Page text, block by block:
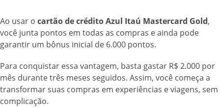
Ao usar o cartão de crédito Azul Itaú Mastercard Gold,
você junta pontos em todas as compras e ainda pode
garantir um bônus inicial de 6.000 pontos.
Para conquistar essa vantagem, basta gastar R$ 2.000 por
mês durante três meses seguidos. Assim, você começa a
transformar suas compras em experiências e viagens, sem
complicação.